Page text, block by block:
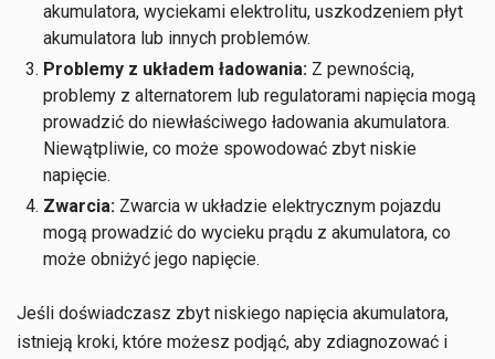
akumulatora, wyciekami elektrolitu, uszkodzeniem płyt
akumulatora lub innych problemów.
Problemy z układem ładowania: Z pewnością,
problemy z alternatorem lub regulatorami napięcia mogą
prowadzić do niewłaściwego ładowania akumulatora.
Niewątpliwie, co może spowodować zbyt niskie
napięcie.
Zwarcia: Zwarcia w układzie elektrycznym pojazdu
mogą prowadzić do wycieku prądu z akumulatora, co
może obniżyć jego napięcie.
Jeśli doświadczasz zbyt niskiego napięcia akumulatora,
istnieją kroki, które możesz podjąć, aby zdiagnozować i